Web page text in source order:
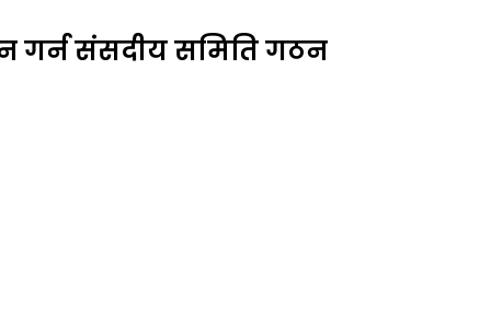
गर्न संसदीय समिति गठन